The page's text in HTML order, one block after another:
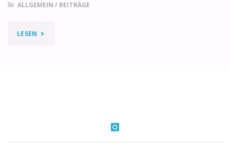
ALLGEMEIN / BEITRÄGE
LESEN "2024